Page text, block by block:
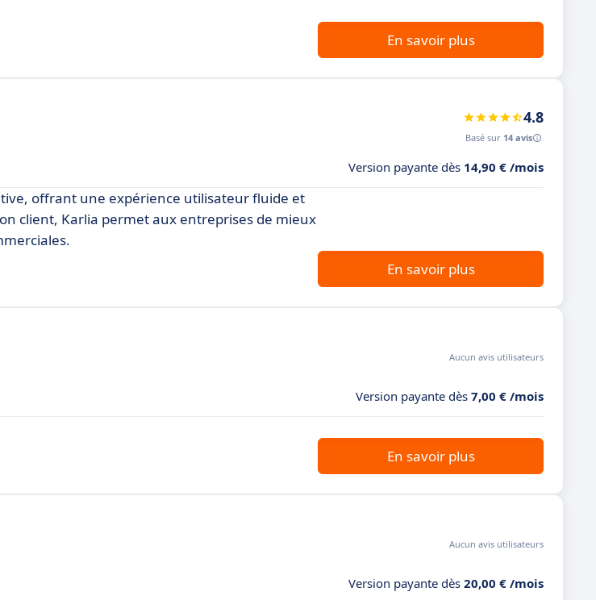
En savoir plus
4.8
Basé sur 14 avis
Version payante dès 14,90 € /mois
offrant une expérience utilisateur fluide et
client, Karlia permet aux entreprises de mieux
En savoir plus
Aucun avis utilisateurs
Version payante dès 7,00 € /mois
En savoir plus
Aucun avis utilisateurs
Version payante dès 20,00 € /mois